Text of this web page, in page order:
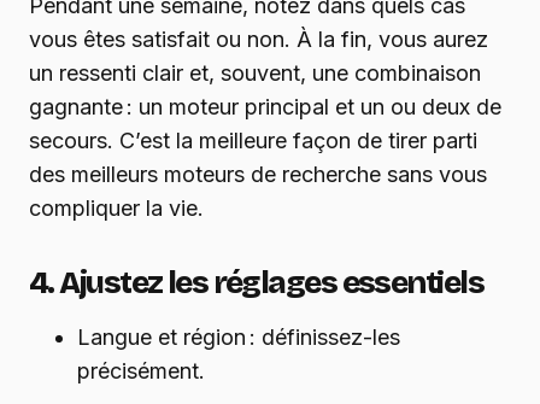
Pendant une semaine, notez dans quels cas
vous êtes satisfait ou non. À la fin, vous aurez
un ressenti clair et, souvent, une combinaison
gagnante : un moteur principal et un ou deux de
secours. C’est la meilleure façon de tirer parti
des meilleurs moteurs de recherche sans vous
compliquer la vie.
4. Ajustez les réglages essentiels
Langue et région : définissez-les
précisément.